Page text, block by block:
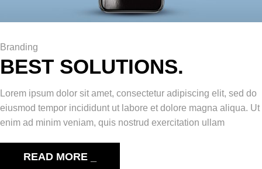
Branding
BEST SOLUTIONS.
Lorem ipsum dolor sit amet, consectetur adipiscing elit, sed do
eiusmod tempor incididunt ut labore et dolore magna aliqua. Ut
enim ad minim veniam, quis nostrud exercitation ullam
READ MORE _